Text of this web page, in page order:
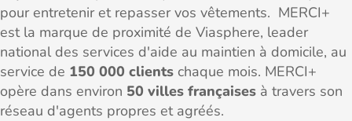
pour entretenir et repasser vos vêtements. MERCI+
est la marque de proximité de Viasphere, leader
national des services d'aide au maintien à domicile, au
service de 150 000 clients chaque mois. MERCI+
opère dans environ 50 villes françaises à travers son
réseau d'agents propres et agréés.